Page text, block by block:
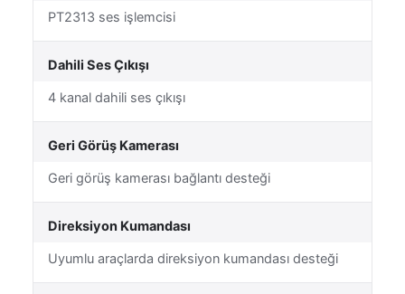
PT2313 ses işlemcisi
Dahili Ses Çıkışı
4 kanal dahili ses çıkışı
Geri Görüş Kamerası
Geri görüş kamerası bağlantı desteği
Direksiyon Kumandası
Uyumlu araçlarda direksiyon kumandası desteği